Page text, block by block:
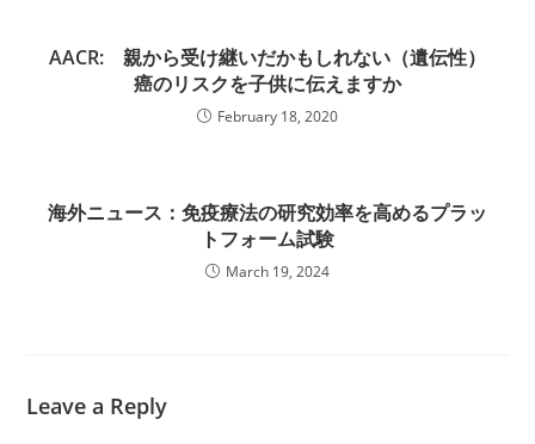
AACR: 親から受け継いだかもしれない（遺伝性）
癌のリスクを子供に伝えますか
February 18, 2020
海外ニュース：免疫療法の研究効率を高めるプラッ
トフォーム試験
March 19, 2024
Leave a Reply